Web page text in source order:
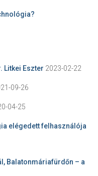
Litkei Eszter 2023-02-22
09-26
04-25
elégedett felhasználója
Balatonmáriafürdőn – a